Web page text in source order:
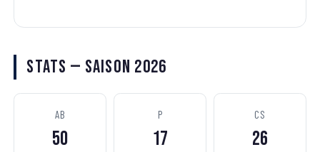
Stats — Saison 2026
AB
50
P
17
CS
26